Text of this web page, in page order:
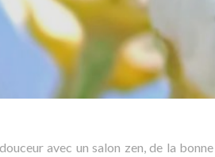
avec un salon zen, de la